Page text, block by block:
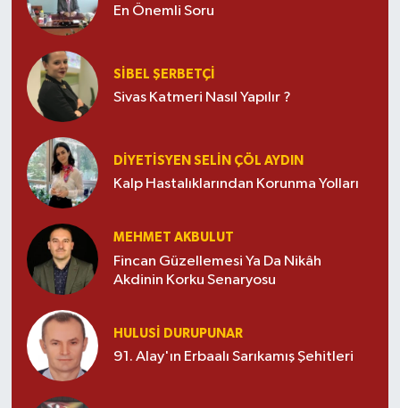
En Önemli Soru
SIBEL ŞERBETÇI
Sivas Katmeri Nasıl Yapılır ?
DIYETISYEN SELIN ÇÖL AYDIN
Kalp Hastalıklarından Korunma Yolları
MEHMET AKBULUT
Fincan Güzellemesi Ya Da Nikâh
Akdinin Korku Senaryosu
HULUSI DURUPUNAR
91. Alay'ın Erbaalı Sarıkamış Şehitleri